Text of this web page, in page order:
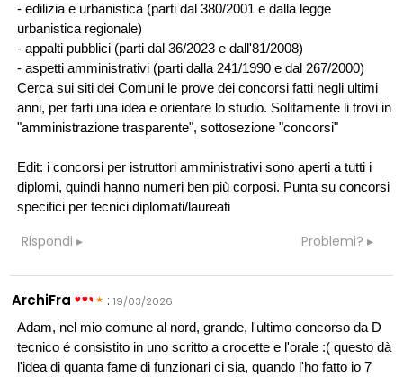
- edilizia e urbanistica (parti dal 380/2001 e dalla legge
urbanistica regionale)
- appalti pubblici (parti dal 36/2023 e dall'81/2008)
- aspetti amministrativi (parti dalla 241/1990 e dal 267/2000)
Cerca sui siti dei Comuni le prove dei concorsi fatti negli ultimi
anni, per farti una idea e orientare lo studio. Solitamente li trovi in
"amministrazione trasparente", sottosezione "concorsi"
Edit: i concorsi per istruttori amministrativi sono aperti a tutti i
diplomi, quindi hanno numeri ben più corposi. Punta su concorsi
specifici per tecnici diplomati/laureati
Rispondi Problemi?
ArchiFra :19/03/2026
Adam, nel mio comune al nord, grande, l'ultimo concorso da D
tecnico é consistito in uno scritto a crocette e l'orale :( questo dà
l'idea di quanta fame di funzionari ci sia, quando l'ho fatto io 7